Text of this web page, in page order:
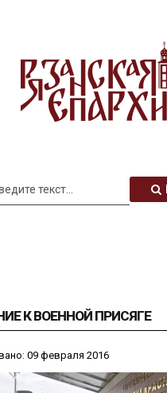
К ВОЕННОЙ ПРИСЯГЕ
09 февраля 2016